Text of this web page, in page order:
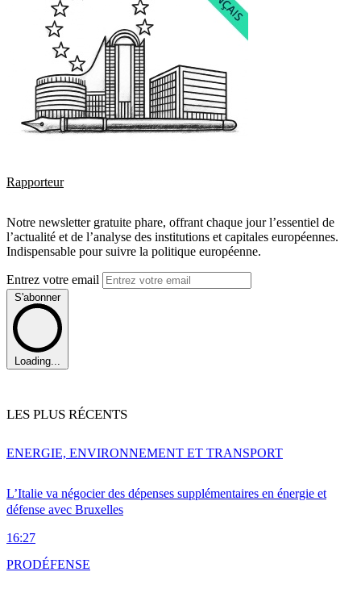
Rapporteur
Notre newsletter gratuite phare, offrant chaque jour l’essentiel de
l’actualité et de l’analyse des institutions et capitales européennes.
Indispensable pour suivre la politique européenne.
Entrez votre email
S'abonner
Loading...
LES PLUS RÉCENTS
L’Italie va négocier des dépenses supplémentaires en énergie et
défense avec Bruxelles
16:27
ENERGIE, ENVIRONNEMENT ET TRANSPORT
PRODÉFENSE